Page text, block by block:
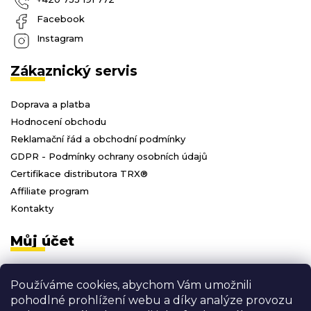
Používáme cookies, abychom Vám umožnili
pohodlné prohlížení webu a díky analýze provozu
Facebook
Instagram
Zákaznický servis
Doprava a platba
Hodnocení obchodu
Reklamační řád a obchodní podmínky
GDPR - Podmínky ochrany osobních údajů
Certifikace distributora TRX®
Affiliate program
Kontakty
Můj účet
Registrace